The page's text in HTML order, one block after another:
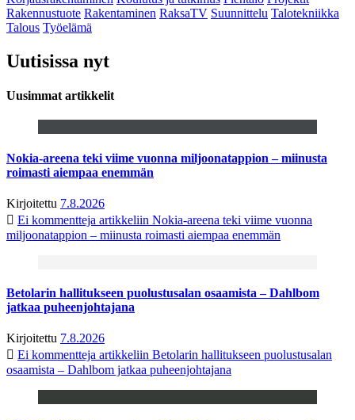
Rakennustuote Rakentaminen RaksaTV Suunnittelu Talotekniikka
Talous Työelämä
Uutisissa nyt
Uusimmat artikkelit
Nokia-areena teki viime vuonna miljoonatappion – miinusta
roimasti aiempaa enemmän
Kirjoitettu 7.8.2026
Ei kommentteja artikkeliin Nokia-areena teki viime vuonna
miljoonatappion – miinusta roimasti aiempaa enemmän
Betolarin hallitukseen puolustusalan osaamista – Dahlbom
jatkaa puheenjohtajana
Kirjoitettu 7.8.2026
Ei kommentteja artikkeliin Betolarin hallitukseen puolustusalan
osaamista – Dahlbom jatkaa puheenjohtajana